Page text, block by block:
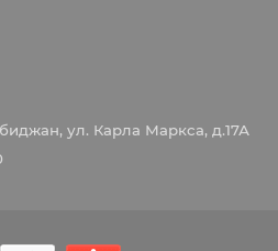
ул. Карла Маркса, д.17А